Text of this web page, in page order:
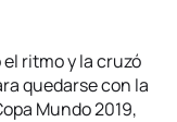
ritmo y la cruzó
quedarse con la
Mundo 2019,